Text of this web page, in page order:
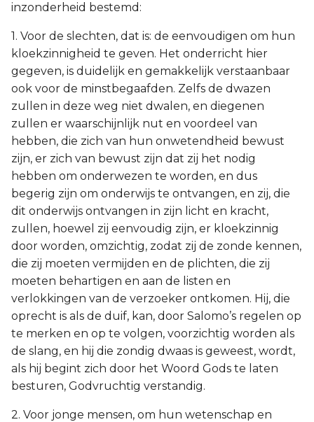
inzonderheid bestemd:
1. Voor de slechten, dat is: de eenvoudigen om hun
kloekzinnigheid te geven. Het onderricht hier
gegeven, is duidelijk en gemakkelijk verstaanbaar
ook voor de minstbegaafden. Zelfs de dwazen
zullen in deze weg niet dwalen, en diegenen
zullen er waarschijnlijk nut en voordeel van
hebben, die zich van hun onwetendheid bewust
zijn, er zich van bewust zijn dat zij het nodig
hebben om onderwezen te worden, en dus
begerig zijn om onderwijs te ontvangen, en zij, die
dit onderwijs ontvangen in zijn licht en kracht,
zullen, hoewel zij eenvoudig zijn, er kloekzinnig
door worden, omzichtig, zodat zij de zonde kennen,
die zij moeten vermijden en de plichten, die zij
moeten behartigen en aan de listen en
verlokkingen van de verzoeker ontkomen. Hij, die
oprecht is als de duif, kan, door Salomo’s regelen op
te merken en op te volgen, voorzichtig worden als
de slang, en hij die zondig dwaas is geweest, wordt,
als hij begint zich door het Woord Gods te laten
besturen, Godvruchtig verstandig.
2. Voor jonge mensen, om hun wetenschap en